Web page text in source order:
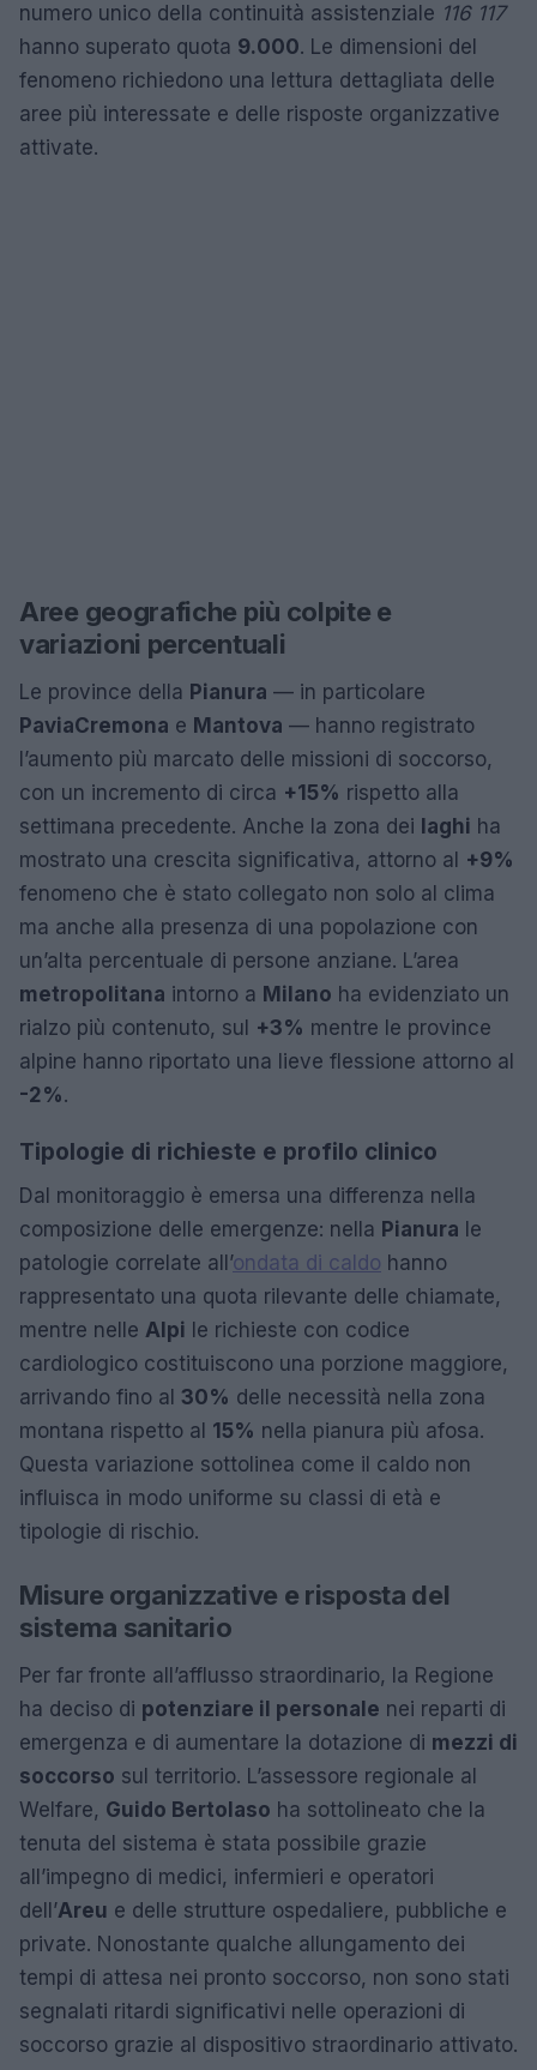
numero unico della continuità assistenziale 116 117
hanno superato quota 9.000. Le dimensioni del
fenomeno richiedono una lettura dettagliata delle
aree più interessate e delle risposte organizzative
attivate.
Aree geografiche più colpite e
variazioni percentuali
Le province della Pianura — in particolare
PaviaCremona e Mantova — hanno registrato
l’aumento più marcato delle missioni di soccorso,
con un incremento di circa +15% rispetto alla
settimana precedente. Anche la zona dei laghi ha
mostrato una crescita significativa, attorno al +9%
fenomeno che è stato collegato non solo al clima
ma anche alla presenza di una popolazione con
un’alta percentuale di persone anziane. L’area
metropolitana intorno a Milano ha evidenziato un
rialzo più contenuto, sul +3% mentre le province
alpine hanno riportato una lieve flessione attorno al
-2%.
Tipologie di richieste e profilo clinico
Dal monitoraggio è emersa una differenza nella
composizione delle emergenze: nella Pianura le
patologie correlate all’ondata di caldo hanno
rappresentato una quota rilevante delle chiamate,
mentre nelle Alpi le richieste con codice
cardiologico costituiscono una porzione maggiore,
arrivando fino al 30% delle necessità nella zona
montana rispetto al 15% nella pianura più afosa.
Questa variazione sottolinea come il caldo non
influisca in modo uniforme su classi di età e
tipologie di rischio.
Misure organizzative e risposta del
sistema sanitario
Per far fronte all’afflusso straordinario, la Regione
ha deciso di potenziare il personale nei reparti di
emergenza e di aumentare la dotazione di mezzi di
soccorso sul territorio. L’assessore regionale al
Welfare, Guido Bertolaso ha sottolineato che la
tenuta del sistema è stata possibile grazie
all’impegno di medici, infermieri e operatori
dell’Areu e delle strutture ospedaliere, pubbliche e
private. Nonostante qualche allungamento dei
tempi di attesa nei pronto soccorso, non sono stati
segnalati ritardi significativi nelle operazioni di
soccorso grazie al dispositivo straordinario attivato.